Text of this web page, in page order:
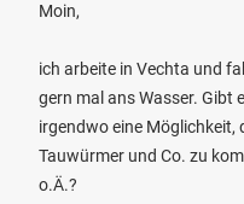
Moin,
ich arbeite in Vechta und
gern mal ans Wasser. Gibt
irgendwo eine Möglichkeit,
Tauwürmer und Co. zu
o.Ä.?